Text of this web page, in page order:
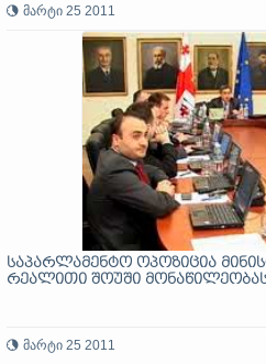
მარტი 25 2011
საპარლამენტო ოპოზიცია
რეალითი შოუში
მარტი 25 2011